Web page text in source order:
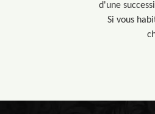
d'une
Si vous